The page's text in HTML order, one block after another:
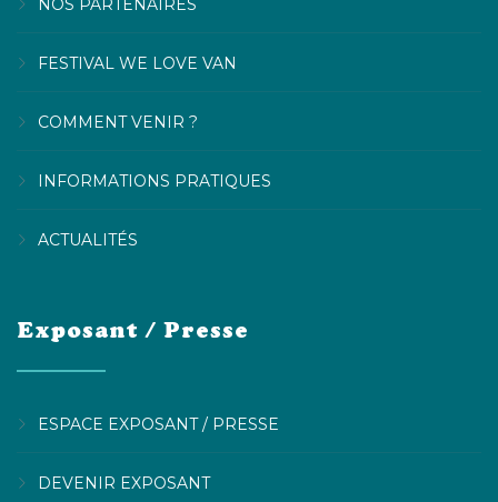
NOS PARTENAIRES
FESTIVAL WE LOVE VAN
COMMENT VENIR ?
INFORMATIONS PRATIQUES
ACTUALITÉS
Exposant / Presse
ESPACE EXPOSANT / PRESSE
DEVENIR EXPOSANT